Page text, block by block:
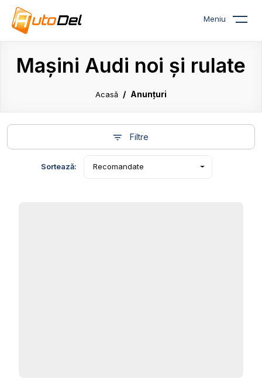
Meniu
Mașini Audi noi și rulate
Acasă Anunțuri
Filtre
Sortează: Recomandate